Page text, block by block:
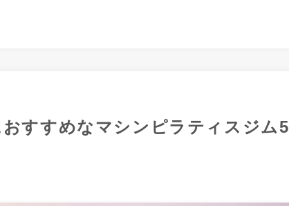
すすめなマシンピラティスジム5